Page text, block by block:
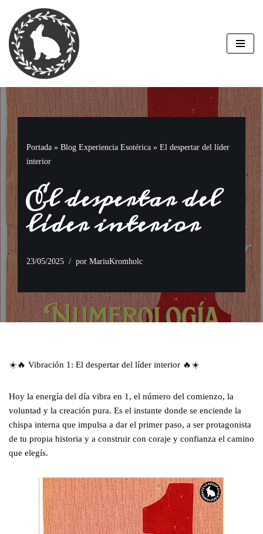
Saltar
al
contenido
Portada » Blog Experiencia Esotérica » El despertar del líder
interior
El despertar del
líder interior
23/05/2025 por MariuKromholc
☀️🔥 Vibración 1: El despertar del líder interior 🔥☀️
Hoy la energía del día vibra en 1, el número del comienzo, la
voluntad y la creación pura. Es el instante donde se enciende la
chispa interna que impulsa a dar el primer paso, a ser protagonista
de tu propia historia y a construir con coraje y confianza el camino
que elegís.